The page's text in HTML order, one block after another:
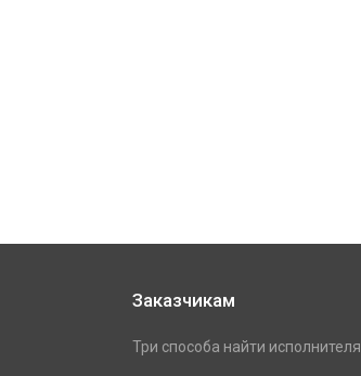
Заказчикам
Три способа найти исполнителя